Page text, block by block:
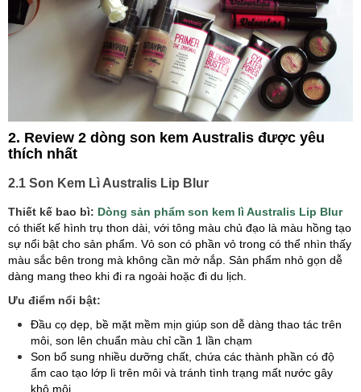
2. Review 2 dòng son kem Australis được yêu
thích nhất
2.1 Son Kem Lì Australis Lip Blur
Thiết kế bao bì: Dòng sản phẩm son kem lì Australis Lip Blur
có thiết kế hình trụ thon dài, với tông màu chủ đạo là màu hồng tạo
sự nổi bật cho sản phẩm. Vỏ son có phần vỏ trong có thể nhìn thấy
màu sắc bên trong mà không cần mở nắp. Sản phẩm nhỏ gọn dễ
dàng mang theo khi đi ra ngoài hoặc đi du lịch.
Ưu điểm nổi bật:
Đầu cọ dẹp, bề mặt mềm mịn giúp son dễ dàng thao tác trên
môi, son lên chuẩn màu chỉ cần 1 lần chạm
Son bổ sung nhiều dưỡng chất, chứa các thành phần có độ
ẩm cao tạo lớp lì trên môi và tránh tình trạng mất nước gây
khô môi